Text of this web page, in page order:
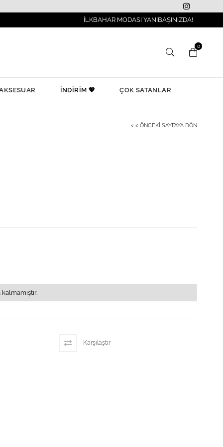
İLKBAHAR MODASI YANIBAŞINIZDA!
0
İNDİRİM 💖 ÇOK SATANLAR
< < ÖNCEKI SAYFAYA DÖN
Karşılaştır